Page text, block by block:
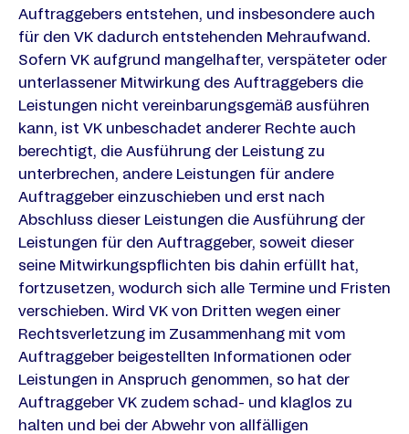
Auftraggebers entstehen, und insbesondere auch
für den VK dadurch entstehenden Mehraufwand.
Sofern VK aufgrund mangelhafter, verspäteter oder
unterlassener Mitwirkung des Auftraggebers die
Leistungen nicht vereinbarungsgemäß ausführen
kann, ist VK unbeschadet anderer Rechte auch
berechtigt, die Ausführung der Leistung zu
unterbrechen, andere Leistungen für andere
Auftraggeber einzuschieben und erst nach
Abschluss dieser Leistungen die Ausführung der
Leistungen für den Auftraggeber, soweit dieser
seine Mitwirkungspflichten bis dahin erfüllt hat,
fortzusetzen, wodurch sich alle Termine und Fristen
verschieben. Wird VK von Dritten wegen einer
Rechtsverletzung im Zusammenhang mit vom
Auftraggeber beigestellten Informationen oder
Leistungen in Anspruch genommen, so hat der
Auftraggeber VK zudem schad- und klaglos zu
halten und bei der Abwehr von allfälligen